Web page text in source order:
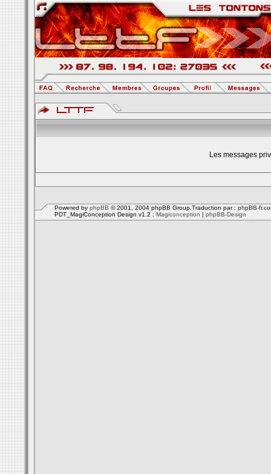
Les messages
Powered by phpBB © 2001, 2004 phpBB Group.Traduction par : phpBB-
PDT_MagiConception Design v1.2 : Magiconception | phpBB-Design